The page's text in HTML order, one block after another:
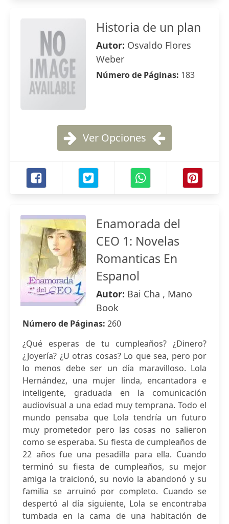
Historia de un plan
Autor: Osvaldo Flores
Weber
Número de Páginas: 183
Ver Opciones
Enamorada del
CEO 1: Novelas
Romanticas En
Espanol
Autor: Bai Cha , Mano
Book
Número de Páginas: 260
¿Qué esperas de tu cumpleaños? ¿Dinero?
¿Joyería? ¿U otras cosas? Lo que sea, pero por
lo menos debe ser un día maravilloso. Lola
Hernández, una mujer linda, encantadora e
inteligente, graduada en la comunicación
audiovisual a una edad muy temprana. Todo el
mundo pensaba que Lola tendría un futuro
muy prometedor pero las cosas no salieron
como se esperaba. Su fiesta de cumpleaños de
22 años fue una pesadilla para ella. Cuando
terminó su fiesta de cumpleaños, su mejor
amiga la traicionó, su novio la abandonó y su
familia se arruinó por completo. Cuando se
despertó al día siguiente, Lola se encontraba
tumbada en la cama de una habitación de